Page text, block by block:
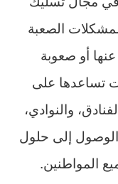
الصعبة
أو صعوبة
تساعدها على
والنوادي،
إلى حلول
المواطنين.